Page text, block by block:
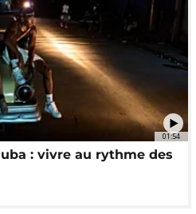
01:54
: vivre au rythme des